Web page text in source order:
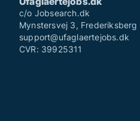
c/o Jobsearch.dk
Mynstersvej 3, Frederiksberg
support@ufaglaertejobs.dk
CVR: 39925311